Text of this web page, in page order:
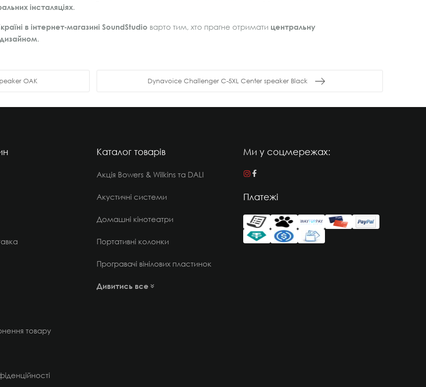
інсталяціях.
в інтернет‑магазині SoundStudio варто тим, хто прагне отримати центральну
.
OAK Dynavoice Challenger C-5XL Center speaker Black
товару
Каталог товарів
Акція Bowers & Wilkins та DALI
Акустичні системи
Домашні кінотеатри
Портативні колонки
Програвачі вінілових пластинок
Дивитись все
Ми у соцмережах:
Платежі